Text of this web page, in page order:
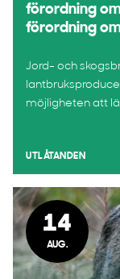
förordning
förordning
Jord- och
möjligheten att
UTLÅTANDEN
14
AUG.